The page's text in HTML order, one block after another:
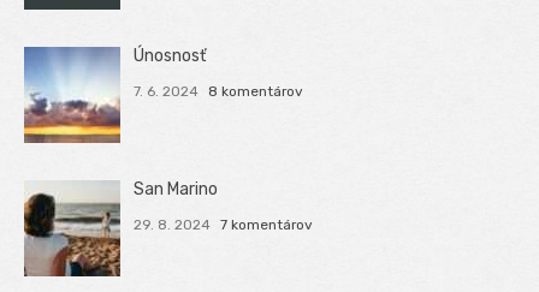
Únosnosť
7. 6. 2024 8 komentárov
San Marino
29. 8. 2024 7 komentárov